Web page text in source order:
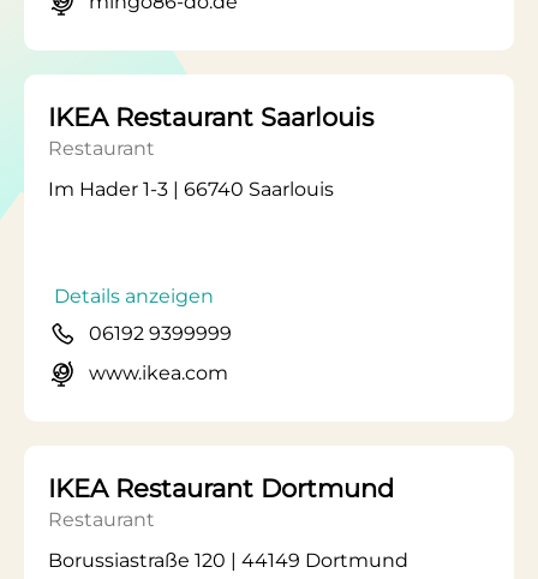
IKEA Restaurant Saarlouis
Restaurant
Im Hader 1-3 | 66740 Saarlouis
Details anzeigen
06192 9399999
www.ikea.com
IKEA Restaurant Dortmund
Restaurant
Borussiastraße 120 | 44149 Dortmund